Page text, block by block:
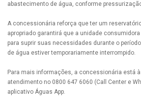
abastecimento de água, conforme
A concessionária reforça que ter um
apropriado garantirá que a unidade
para suprir suas necessidades durante o
de água estiver temporariamente interrompido.
Para mais informações, a concessionária está
atendimento no 0800 647 6060 (Call Center e
aplicativo Águas App.